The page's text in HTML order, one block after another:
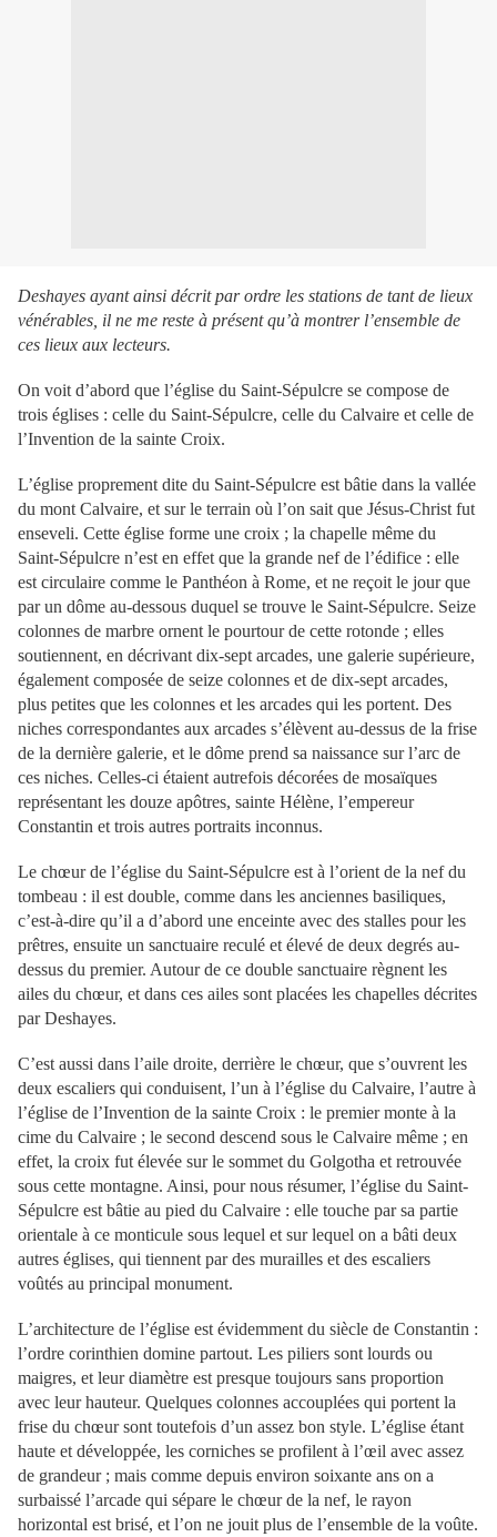
Deshayes ayant ainsi décrit par ordre les stations de tant de lieux
vénérables, il ne me reste à présent qu’à montrer l’ensemble de
ces lieux aux lecteurs.
On voit d’abord que l’église du Saint-Sépulcre se compose de
trois églises : celle du Saint-Sépulcre, celle du Calvaire et celle de
l’Invention de la sainte Croix.
L’église proprement dite du Saint-Sépulcre est bâtie dans la vallée
du mont Calvaire, et sur le terrain où l’on sait que Jésus-Christ fut
enseveli. Cette église forme une croix ; la chapelle même du
Saint-Sépulcre n’est en effet que la grande nef de l’édifice : elle
est circulaire comme le Panthéon à Rome, et ne reçoit le jour que
par un dôme au-dessous duquel se trouve le Saint-Sépulcre. Seize
colonnes de marbre ornent le pourtour de cette rotonde ; elles
soutiennent, en décrivant dix-sept arcades, une galerie supérieure,
également composée de seize colonnes et de dix-sept arcades,
plus petites que les colonnes et les arcades qui les portent. Des
niches correspondantes aux arcades s’élèvent au-dessus de la frise
de la dernière galerie, et le dôme prend sa naissance sur l’arc de
ces niches. Celles-ci étaient autrefois décorées de mosaïques
représentant les douze apôtres, sainte Hélène, l’empereur
Constantin et trois autres portraits inconnus.
Le chœur de l’église du Saint-Sépulcre est à l’orient de la nef du
tombeau : il est double, comme dans les anciennes basiliques,
c’est-à-dire qu’il a d’abord une enceinte avec des stalles pour les
prêtres, ensuite un sanctuaire reculé et élevé de deux degrés au-
dessus du premier. Autour de ce double sanctuaire règnent les
ailes du chœur, et dans ces ailes sont placées les chapelles décrites
par Deshayes.
C’est aussi dans l’aile droite, derrière le chœur, que s’ouvrent les
deux escaliers qui conduisent, l’un à l’église du Calvaire, l’autre à
l’église de l’Invention de la sainte Croix : le premier monte à la
cime du Calvaire ; le second descend sous le Calvaire même ; en
effet, la croix fut élevée sur le sommet du Golgotha et retrouvée
sous cette montagne. Ainsi, pour nous résumer, l’église du Saint-
Sépulcre est bâtie au pied du Calvaire : elle touche par sa partie
orientale à ce monticule sous lequel et sur lequel on a bâti deux
autres églises, qui tiennent par des murailles et des escaliers
voûtés au principal monument.
L’architecture de l’église est évidemment du siècle de Constantin :
l’ordre corinthien domine partout. Les piliers sont lourds ou
maigres, et leur diamètre est presque toujours sans proportion
avec leur hauteur. Quelques colonnes accouplées qui portent la
frise du chœur sont toutefois d’un assez bon style. L’église étant
haute et développée, les corniches se profilent à l’œil avec assez
de grandeur ; mais comme depuis environ soixante ans on a
surbaissé l’arcade qui sépare le chœur de la nef, le rayon
horizontal est brisé, et l’on ne jouit plus de l’ensemble de la voûte.